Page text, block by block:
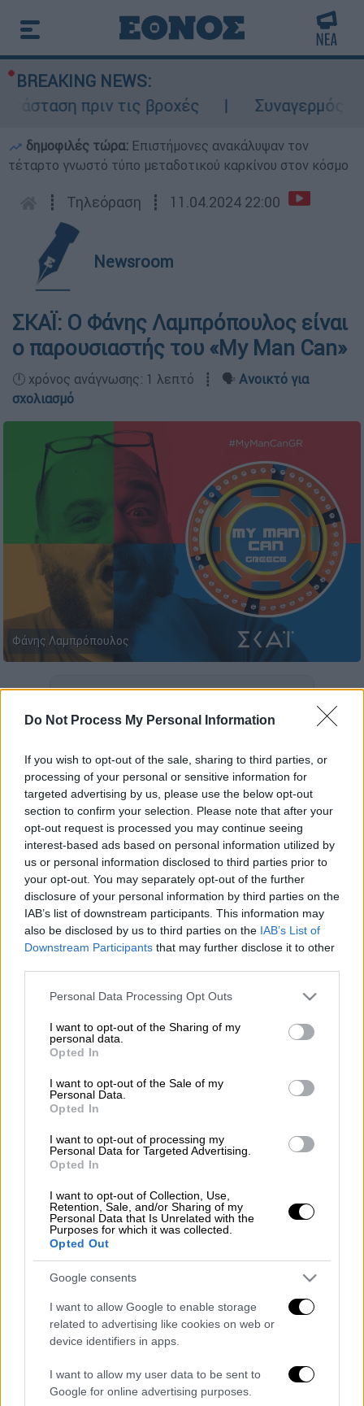
Do Not Process My Personal Information
If you wish to opt-out of the sale, sharing to third parties, or
processing of your personal or sensitive information for
targeted advertising by us, please use the below opt-out
section to confirm your selection. Please note that after your
opt-out request is processed you may continue seeing
interest-based ads based on personal information utilized by
us or personal information disclosed to third parties prior to
your opt-out. You may separately opt-out of the further
disclosure of your personal information by third parties on the
IAB’s list of downstream participants. This information may
also be disclosed by us to third parties on the IAB’s List of
Downstream Participants that may further disclose it to other
Please note that this website/app uses one or more Google
not limited to your visit or usage behaviour. You may click to
grant or deny consent to Google and its third-party tags to
use your data for below specified purposes in below Google
consent section.
Personal Data Processing Opt Outs
I want to opt-out of the Sharing of my
personal data.
Opted In
I want to opt-out of the Sale of my
Personal Data.
Opted In
I want to opt-out of processing my
Personal Data for Targeted Advertising.
Opted In
I want to opt-out of Collection, Use,
Retention, Sale, and/or Sharing of my
Personal Data that Is Unrelated with the
Purposes for which it was collected.
Opted Out
Google consents
I want to allow Google to enable storage
related to advertising like cookies on web or
device identifiers in apps.
I want to allow my user data to be sent to
Google for online advertising purposes.
BREAKING NEWS:
πριν τις βροχές
Συναγερμός
δημοφιλές τώρα: Επιστήμονες ανακάλυψαν τον
τέταρτο γνωστό τύπο μεταδοτικού καρκίνου στον κόσμο
┋ Τηλεόραση ┋ 11.04.2024 22:00
Newsroom
ΣΚΑΪ: Ο Φάνης Λαμπρόπουλος είναι
ο παρουσιαστής του «My Man Can»
🕛 χρόνος ανάγνωσης: 1 λεπτό ┋ 🗣️ Ανοικτό για
σχολιασμό
Φάνης Λαμπρόπουλος
Προσθέστε το ΕΘΝΟΣ στη Google
ανεξάντλητη θετική ενέργεια είναι ό,τι
χρειαζόμαστε για να περάσουμε καλά. Ο
Φάνης Λαμπρόπουλοςείναι ο παρουσιαστής
του «My Man Can» που θα ξεκινήσει να
προβάλλεται σύντομα, στονΣΚΑΪ.
Ο δημοφιλής κωμικός ηθοποιός,
παρουσιαστής και ραδιοφωνικός παραγωγός,
επιστρέφει στην τηλεόραση και αναλαμβάνει
την παρουσίαση του διασκεδαστικού game
Στο... μικροσκόπιό του, ζευγάρια που
πιστεύουν ότι γνωρίζουν τα πάντα ο ένας
για τον άλλον. Θα κάνει ό,τι μπορεί για ν'
αποκαλύψει το αδύνατο σημείο τους.
video
Ο Φάνης Λαμπρόπουλοςθα δημιουργήσει την
κατάλληλη ατμόσφαιρα #notγια τα ζευγάρια
και ετοιμάζεται να μας χαρίσει μοναδικές
παρουσίαση είχε αναλάβει οΓιώργος